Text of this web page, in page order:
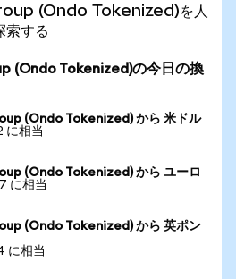
(Ondo Tokenized)を人
索する
(Ondo Tokenized)の今日の換
(Ondo Tokenized) から 米ドル
に相当
(Ondo Tokenized) から ユーロ
に相当
(Ondo Tokenized) から 英ポン
に相当